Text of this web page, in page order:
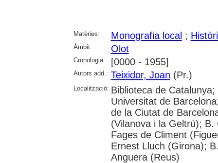
Matèries: Monografia local;
Àmbit: Olot
Cronologia: [0000 - 1955]
Autors add.: Teixidor, Joan (Pr.)
Localització: Biblioteca de
Universitat de
de la Ciutat de
(Vilanova i la Geltrú);
Fages de Climent
Ernest Lluch (Girona);
Anguera (Reus)